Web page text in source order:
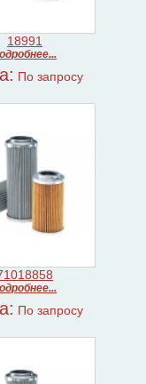
18991
По запросу
По запросу